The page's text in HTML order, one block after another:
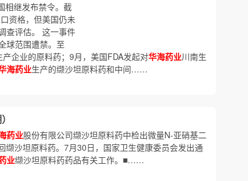
相继发布禁令。截
资格，但美国仍未
查评估。 这一事件
球范围遭禁。至
企业的原料药；9月，美国FDA发起对华海药业川南生
海药业生产的缬沙坦原料药和中间……
药业股份有限公司缬沙坦原料药中检出微量N-亚硝基二
缬沙坦原料药。7月30日，国家卫生健康委员会发出通
业缬沙坦原料药药品有关工作。■……